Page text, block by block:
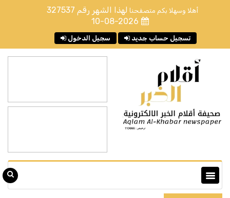
أهلا وسهلا بكم متصفحنا لهذا الشهر رقم 327537
10-08-2026
سجيل الدخول تسجيل حساب جديد